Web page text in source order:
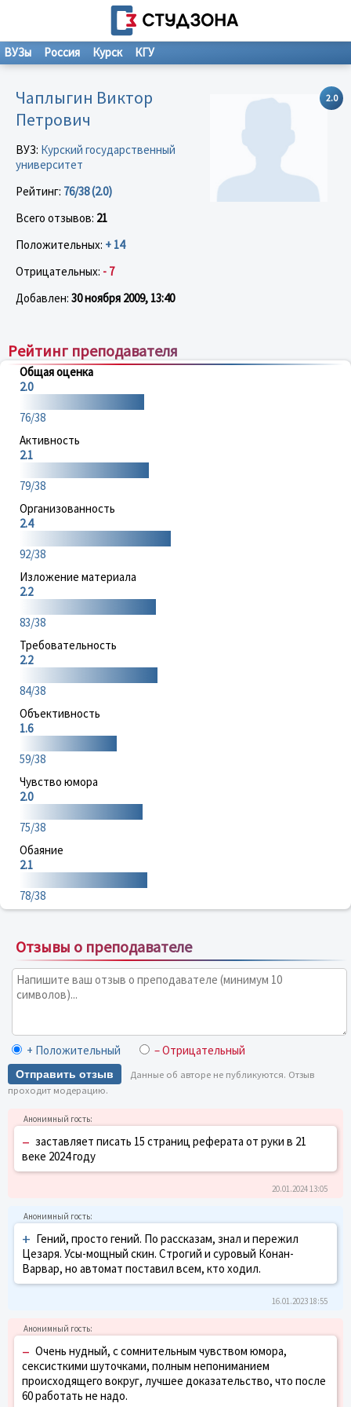
ВУЗы Россия Курск КГУ
2.0
Чаплыгин Виктор
Петрович
ВУЗ: Курский государственный
университет
Рейтинг: 76/38 (2.0)
Всего отзывов: 21
Положительных: + 14
Отрицательных: - 7
Добавлен: 30 ноября 2009, 13:40
Рейтинг преподавателя
Общая оценка
2.0
76/38
Активность
2.1
79/38
Организованность
2.4
92/38
Изложение материала
2.2
83/38
Требовательность
2.2
84/38
Объективность
1.6
59/38
Чувство юмора
2.0
75/38
Обаяние
2.1
78/38
Отзывы о преподавателе
+ Положительный – Отрицательный
Отправить отзыв
Данные об авторе не публикуются. Отзыв
проходит модерацию.
– заставляет писать 15 страниц реферата от руки в 21
веке 2024 году
20.01.2024 13:05
+ Гений, просто гений. По рассказам, знал и пережил
Цезаря. Усы-мощный скин. Строгий и суровый Конан-
Варвар, но автомат поставил всем, кто ходил.
16.01.2023 18:55
– Очень нудный, с сомнительным чувством юмора,
сексисткими шуточками, полным непониманием
происходящего вокруг, лучшее доказательство, что после
60 работать не надо.